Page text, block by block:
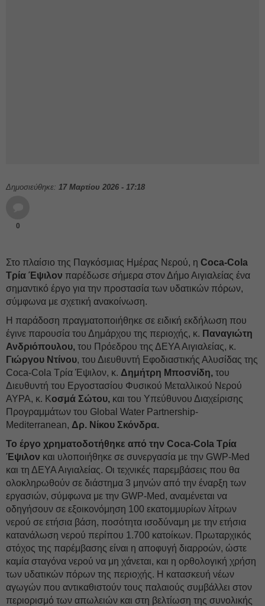
Δημοσιεύθηκε: 17 Μαρτίου 2026 - 17:18
0
Στο πλαίσιο της Παγκόσμιας Ημέρας Νερού, η Coca-Cola
Τρία Έψιλον παρέδωσε σήμερα στον Δήμο Αιγιαλείας ένα
σημαντικό έργο για την προστασία των υδατικών πόρων,
σύμφωνα με σχετική ανακοίνωση.
Η παράδοση πραγματοποιήθηκε σε ειδική εκδήλωση που
έγινε παρουσία του Δημάρχου της περιοχής, κ. Παναγιώτη
Ανδριόπουλου, του Πρόεδρου της ΔΕΥΑ Αιγιαλείας, κ.
Γιώργου Ντίνου, του Διευθυντή Εφοδιαστικής Αλυσίδας της
Coca-Cola Τρία Έψιλον, κ. Δημήτρη Μποσνίδη, του
Διευθυντή του Εργοστασίου Φυσικού Μεταλλικού Νερού
ΑΥΡΑ, κ. Κοσμά Σώτου, και του Υπεύθυνου Διαχείρισης
Προγραμμάτων του Global Water Partnership-
Mediterranean, Δρ. Νίκου Σκόνδρα.
Το έργο χρηματοδοτήθηκε από την Coca-Cola Τρία
Έψιλον και υλοποιήθηκε σε συνεργασία με την GWP-Med
και τη ΔΕΥΑ Αιγιαλείας. Οι τεχνικές παρεμβάσεις που θα
ολοκληρωθούν σε διάστημα 3 μηνών από την έναρξη των
εργασιών, σύμφωνα με την GWP-Med, αναμένεται να
οδηγήσουν σε εξοικονόμηση 100 εκατομμυρίων λίτρων
νερού σε ετήσια βάση, ποσότητα ισοδύναμη με την ετήσια
κατανάλωση νερού περίπου 1.700 κατοίκων. Πρωταρχικός
στόχος της παρέμβασης είναι η αποφυγή διαρροών, ώστε
καμία σταγόνα νερού να μη χάνεται, και η ορθολογική χρήση
των υδατικών πόρων της περιοχής. Η κατασκευή νέων
αγωγών που αντικαθιστούν τους παλαιούς συμβάλλει στον
περιορισμό των απωλειών και στη βελτίωση της συνολικής